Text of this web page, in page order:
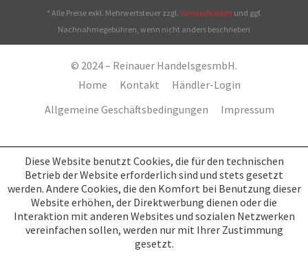
* Alle Preise exkl. Mehrwertsteuer zzgl. Versandkosten und ggf.
Nachnahmegebühren, wenn nicht anders beschrieben
© 2024 – Reinauer HandelsgesmbH.
Home
Kontakt
Händler-Login
Allgemeine Geschäftsbedingungen
Impressum
Diese Website benutzt Cookies, die für den technischen
Betrieb der Website erforderlich sind und stets gesetzt
werden. Andere Cookies, die den Komfort bei Benutzung dieser
Website erhöhen, der Direktwerbung dienen oder die
Interaktion mit anderen Websites und sozialen Netzwerken
vereinfachen sollen, werden nur mit Ihrer Zustimmung
gesetzt.